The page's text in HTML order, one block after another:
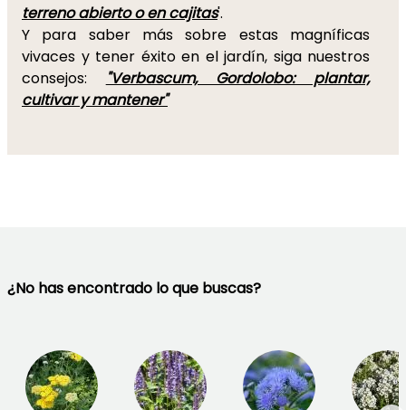
terreno abierto o en cajitas'.
Y para saber más sobre estas magníficas
vivaces y tener éxito en el jardín, siga nuestros
consejos:
"Verbascum, Gordolobo: plantar,
cultivar y mantener"
¿No has encontrado lo que buscas?